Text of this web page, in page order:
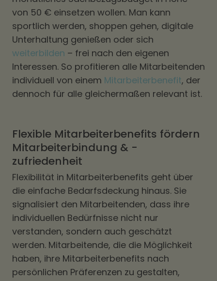
von 50 € einsetzen wollen. Man kann
sportlich werden, shoppen gehen, digitale
Unterhaltung genießen oder sich
weiterbilden – frei nach den eigenen
Interessen. So profitieren alle Mitarbeitenden
individuell von einem Mitarbeiterbenefit, der
dennoch für alle gleichermaßen relevant ist.
Flexible Mitarbeiterbenefits fördern
Mitarbeiterbindung & -
zufriedenheit
Flexibilität in Mitarbeiterbenefits geht über
die einfache Bedarfsdeckung hinaus. Sie
signalisiert den Mitarbeitenden, dass ihre
individuellen Bedürfnisse nicht nur
verstanden, sondern auch geschätzt
werden. Mitarbeitende, die die Möglichkeit
haben, ihre Mitarbeiterbenefits nach
persönlichen Präferenzen zu gestalten,